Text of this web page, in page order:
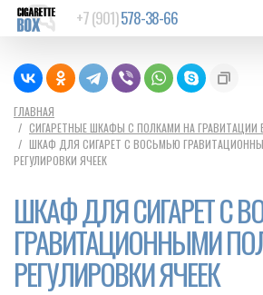
+7 (901)578-38-66
ГЛАВНАЯ
СИГАРЕТНЫЕ ШКАФЫ С ПОЛКАМИ НА ГРАВИТАЦИИ
ШКАФ ДЛЯ СИГАРЕТ С ВОСЬМЬЮ
РЕГУЛИРОВКИ ЯЧЕЕК
ШКАФ ДЛЯ СИГАРЕТ С
ГРАВИТАЦИОННЫМИ
РЕГУЛИРОВКИ ЯЧЕЕК